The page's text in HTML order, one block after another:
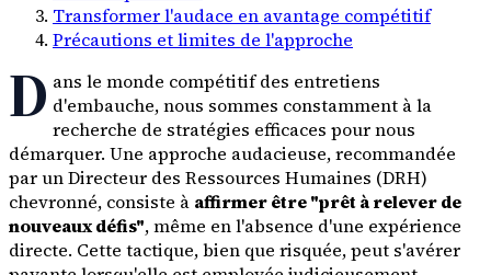
Transformer l'audace en avantage compétitif
Précautions et limites de l'approche
D ans le monde compétitif des entretiens
d'embauche, nous sommes constamment à la
recherche de stratégies efficaces pour nous
démarquer. Une approche audacieuse, recommandée
par un Directeur des Ressources Humaines (DRH)
chevronné, consiste à affirmer être "prêt à relever de
nouveaux défis", même en l'absence d'une expérience
directe. Cette tactique, bien que risquée, peut s'avérer